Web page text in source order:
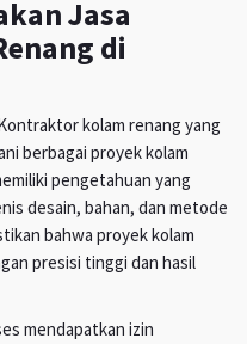
Jasa
di
kolam renang yang
berbagai proyek kolam
pengetahuan yang
desain, bahan, dan metode
bahwa proyek kolam
presisi tinggi dan hasil
mendapatkan izin